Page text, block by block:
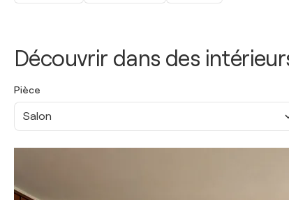
Découvrir dans des
Pièce
Salon